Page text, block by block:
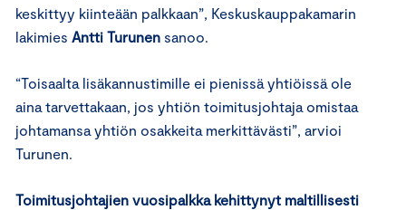
keskittyy kiinteään palkkaan”, Keskuskauppakamarin
lakimies Antti Turunen sanoo.
“Toisaalta lisäkannustimille ei pienissä yhtiöissä ole
aina tarvettakaan, jos yhtiön toimitusjohtaja omistaa
johtamansa yhtiön osakkeita merkittävästi”, arvioi
Turunen.
Toimitusjohtajien vuosipalkka kehittynyt maltillisesti